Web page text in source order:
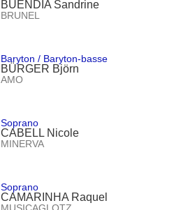
BUENDIA Sandrine
BRUNEL
Baryton / Baryton-basse
BÜRGER Björn
AMO
Soprano
CABELL Nicole
MINERVA
Soprano
CAMARINHA Raquel